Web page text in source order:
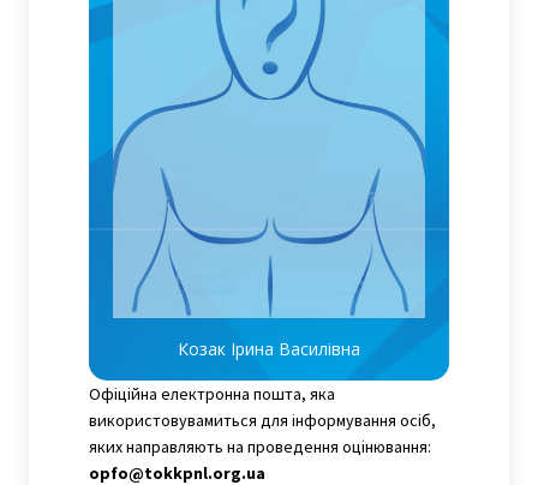
Козак Ірина Василівна
Офіційна електронна пошта, яка
використовувамиться для інформування осіб,
яких направляють на проведення оцінювання:
opfo@tokkpnl.org.ua